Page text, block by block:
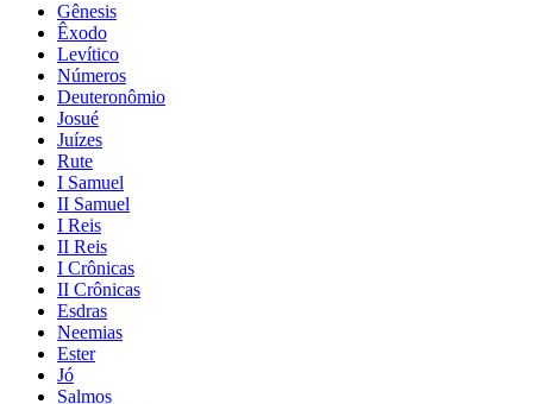
Gênesis
Êxodo
Levítico
Números
Deuteronômio
Josué
Juízes
Rute
I Samuel
II Samuel
I Reis
II Reis
I Crônicas
II Crônicas
Esdras
Neemias
Ester
Jó
Salmos